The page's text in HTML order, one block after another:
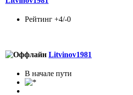
Рейтинг +4/-0
Litvinov1981
В начале пути